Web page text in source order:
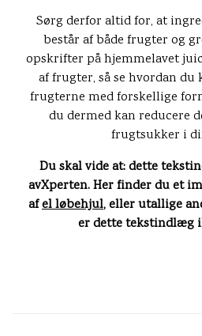
Sørg derfor altid for, at
består af både frugter og
opskrifter på hjemmelavet
af frugter, så se hvordan du
frugterne med forskellige
du dermed kan reducere
frugtsukker i
Du skal vide at: dette
avXperten. Her finder du et
afel løbehjul, eller utallige
er dette tekstindlæg